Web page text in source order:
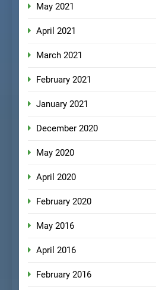
May 2021
April 2021
March 2021
February 2021
January 2021
December 2020
May 2020
April 2020
February 2020
May 2016
April 2016
February 2016